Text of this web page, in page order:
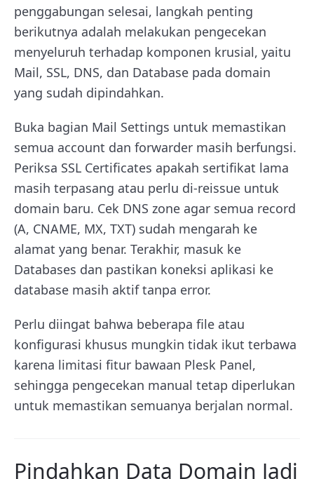
penggabungan selesai, langkah penting
berikutnya adalah melakukan pengecekan
menyeluruh terhadap komponen krusial, yaitu
Mail, SSL, DNS, dan Database pada domain
yang sudah dipindahkan.
Buka bagian Mail Settings untuk memastikan
semua account dan forwarder masih berfungsi.
Periksa SSL Certificates apakah sertifikat lama
masih terpasang atau perlu di-reissue untuk
domain baru. Cek DNS zone agar semua record
(A, CNAME, MX, TXT) sudah mengarah ke
alamat yang benar. Terakhir, masuk ke
Databases dan pastikan koneksi aplikasi ke
database masih aktif tanpa error.
Perlu diingat bahwa beberapa file atau
konfigurasi khusus mungkin tidak ikut terbawa
karena limitasi fitur bawaan Plesk Panel,
sehingga pengecekan manual tetap diperlukan
untuk memastikan semuanya berjalan normal.
Pindahkan Data Domain Jadi